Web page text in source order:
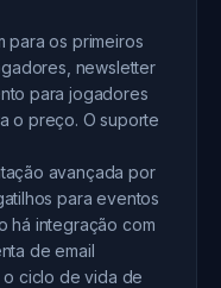
para os primeiros
newsletter
para jogadores
o preço. O suporte
avançada por
para eventos
há integração com
de email
ciclo de vida de